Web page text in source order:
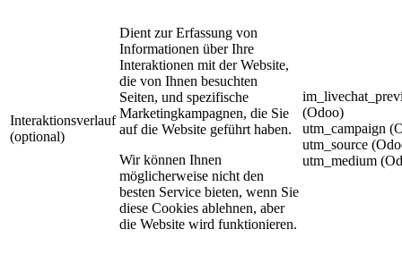
Interaktionsverlauf
(optional)
Dient zur Erfassung von
Informationen über Ihre
Interaktionen mit der Website,
die von Ihnen besuchten
Seiten, und spezifische
Marketingkampagnen, die Sie
auf die Website geführt haben.
Wir können Ihnen
möglicherweise nicht den
besten Service bieten, wenn Sie
diese Cookies ablehnen, aber
die Website wird funktionieren.
(Odoo)
utm_campaign
utm_source
utm_medium